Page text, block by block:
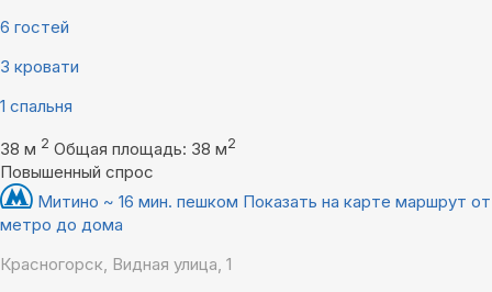
6 гостей
3 кровати
1 спальня
38 м 2 Общая площадь: 38 м2
Повышенный спрос
Митино ~ 16 мин. пешком Показать на карте маршрут от
метро до дома
Красногорск, Видная улица, 1